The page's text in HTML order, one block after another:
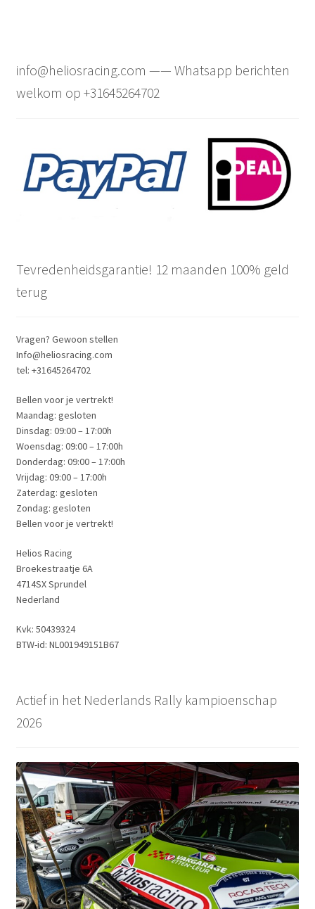
may
product
info@heliosracing.com —— Whatsapp berichten
welkom op +31645264702
Tevredenheidsgarantie! 12 maanden 100% geld
terug
Vragen? Gewoon stellen
Info@heliosracing.com
tel: +31645264702
Bellen voor je vertrekt!
Maandag: gesloten
Dinsdag: 09:00 – 17:00h
Woensdag: 09:00 – 17:00h
Donderdag: 09:00 – 17:00h
Vrijdag: 09:00 – 17:00h
Zaterdag: gesloten
Zondag: gesloten
Bellen voor je vertrekt!
Helios Racing
Broekestraatje 6A
4714SX Sprundel
Nederland
Kvk: 50439324
BTW-id: NL001949151B67
Actief in het Nederlands Rally kampioenschap
2026